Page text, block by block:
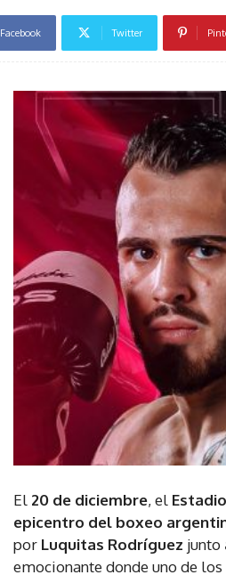
Facebook Twitter
El 20 de diciembre, el
epicentro del boxeo
por Luquitas Rodríguez junto
emocionante donde uno de